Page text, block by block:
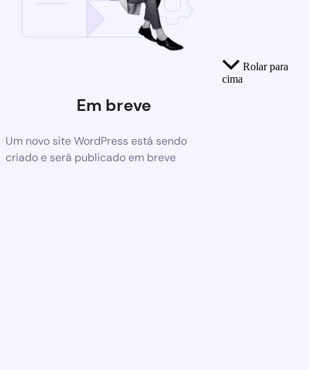
Em breve
Um novo site WordPress está sendo
criado e será publicado em breve
Rolar para
cima